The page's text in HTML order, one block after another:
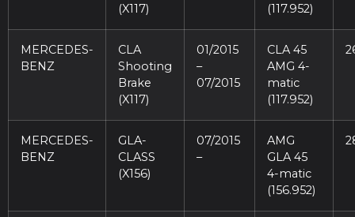
(X117)
(117.952)
MERCEDES-
BENZ
CLA
Shooting
Brake
(X117)
01/2015
–
07/2015
CLA 45
AMG 4-
matic
(117.952)
MERCEDES-
BENZ
GLA-
CLASS
(X156)
07/2015
–
AMG
GLA 45
4-matic
(156.952)